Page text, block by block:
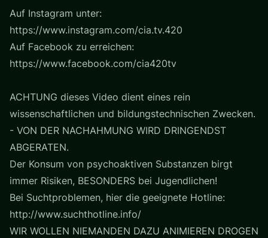
Auf Instagram unter:
https://www.instagram.com/cia.tv.420
Auf Facebook zu erreichen:
https://www.facebook.com/cia420tv
ACHTUNG dieses Video dient eines rein
wissenschaftlichen und bildungstechnischen Zwecken.
- VON DER NACHAHMUNG WIRD DRINGENDST
ABGERATEN.
Der Konsum von psychoaktiven Substanzen birgt
immer Risiken, BESONDERS bei Jugendlichen!
Bei Suchtproblemen, hier die geeignete Hotline:
http://www.suchthotline.info/
WIR WOLLEN NIEMANDEN DAZU ANIMIEREN DROGEN